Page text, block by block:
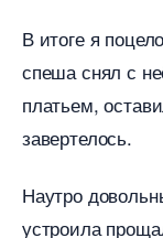
итоге я
спеша снял с
платьем,
завертелось.
Наутро
устроила